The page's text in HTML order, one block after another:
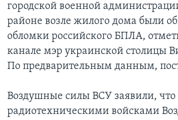
городской военной
районе возле жилого дома были
обломки российского БПЛА,
канале мэр украинской столицы
По предварительным данным,
Воздушные силы ВСУ заявили, что
радиотехническими войсками